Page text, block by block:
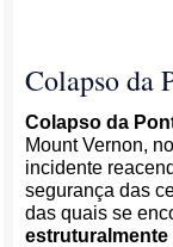
Colapso da
Colapso da
Mount Vernon,
incidente
segurança das
das quais se